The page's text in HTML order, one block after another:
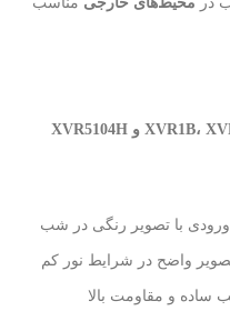
با تصویر رنگی در شب
واضح در شرایط نور کم